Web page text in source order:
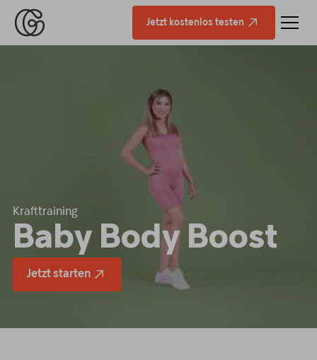
Jetzt kostenlos testen
Krafttraining
Baby Body Boost
Jetzt starten